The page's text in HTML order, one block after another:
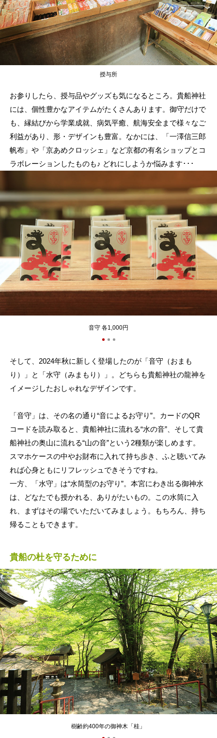
授与所
お参りしたら、授与品やグッズも気になるところ。貴船神社
には、個性豊かなアイテムがたくさんあります。御守だけで
も、縁結びから学業成就、病気平癒、航海安全まで様々なご
利益があり、形・デザインも豊富。なかには、「一澤信三郎
帆布」や「京あめクロッシェ」など京都の有名ショップとコ
ラボレーションしたものも♪ どれにしようか悩みます･･･
音守 各1,000円
そして、2024年秋に新しく登場したのが「音守（おまも
り）」と「水守（みまもり）」。どちらも貴船神社の龍神を
イメージしたおしゃれなデザインです。
「音守」は、その名の通り“音によるお守り”。カードのQR
コードを読み取ると、貴船神社に流れる“水の音”、そして貴
船神社の奥山に流れる“山の音”という2種類が楽しめます。
スマホケースの中やお財布に入れて持ち歩き、ふと聴いてみ
れば心身ともにリフレッシュできそうですね。
一方、「水守」は“水筒型のお守り”。本宮にわき出る御神水
は、どなたでも授かれる、ありがたいもの。この水筒に入
れ、まずはその場でいただいてみましょう。もちろん、持ち
帰ることもできます。
貴船の杜を守るために
樹齢約400年の御神木「桂」